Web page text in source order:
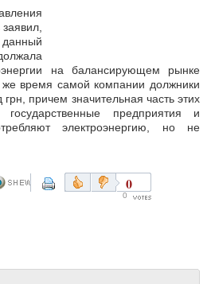
на балансирующем рынке
время самой компании должники
причем значительная часть этих
предприятия и
электроэнергию, но не
0
0